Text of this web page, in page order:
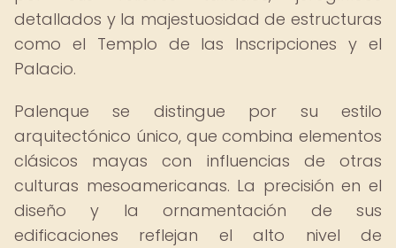
detallados y la majestuosidad de estructuras
como el Templo de las Inscripciones y el
Palacio.
Palenque se distingue por su estilo
arquitectónico único, que combina elementos
clásicos mayas con influencias de otras
culturas mesoamericanas. La precisión en el
diseño y la ornamentación de sus
edificaciones reflejan el alto nivel de